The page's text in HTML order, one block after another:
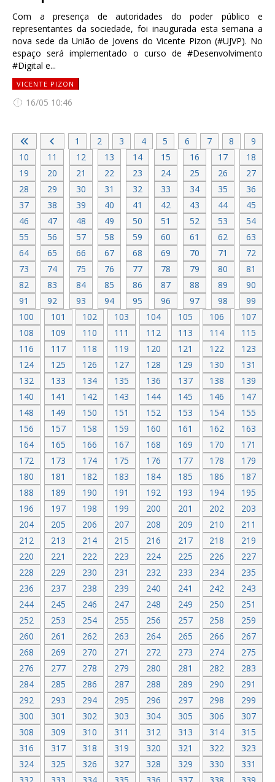
Com a presença de autoridades do poder público e
representantes da sociedade, foi inaugurada esta semana a
nova sede da União de Jovens do Vicente Pizon (#UJVP). No
espaço será implementado o curso de #Desenvolvimento
#Digital e...
VICENTE PIZON
16/05 10:46
1 2 3 4 5 6 7 8
9
10
11 12 13 14 15 16 17
18
19
20 21 22 23 24 25 26
27
28
29 30 31 32 33 34 35
36
37
38 39 40 41 42 43 44
45
46
47 48 49 50 51 52 53
54
55
56 57 58 59 60 61 62
63
64
65 66 67 68 69 70 71
72
73
74 75 76 77 78 79 80
81
82
83 84 85 86 87 88 89
90
91
92 93 94 95 96 97 98
99
100
101 102 103 104 105 106
107
108
109 110 111 112 113 114
115
116
117 118 119 120 121 122
123
124
125 126 127 128 129 130
131
132
133 134 135 136 137 138
139
140
141 142 143 144 145 146
147
148
149 150 151 152 153 154
155
156
157 158 159 160 161 162
163
164
165 166 167 168 169 170
171
172
173 174 175 176 177 178
179
180
181 182 183 184 185 186
187
188
189 190 191 192 193 194
195
196
197 198 199 200 201 202
203
204
205 206 207 208 209 210
211
212
213 214 215 216 217 218
219
220
221 222 223 224 225 226
227
228
229 230 231 232 233 234
235
236
237 238 239 240 241 242
243
244
245 246 247 248 249 250
251
252
253 254 255 256 257 258
259
260
261 262 263 264 265 266
267
268
269 270 271 272 273 274
275
276
277 278 279 280 281 282
283
284
285 286 287 288 289 290
291
292
293 294 295 296 297 298
299
300
301 302 303 304 305 306
307
308
309 310 311 312 313 314
315
316
317 318 319 320 321 322
323
324
325 326 327 328 329 330
331